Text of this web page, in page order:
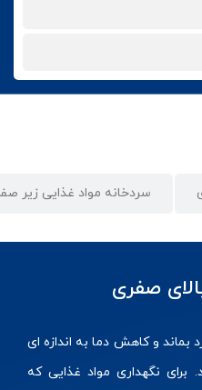
سردخانه مواد غذایی زیر
صفری
بماند و کاهش دما به اندازه ای
برای نگهداری مواد غذایی که